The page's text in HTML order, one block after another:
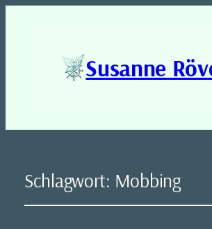
Susanne
Schlagwort: Mobbing